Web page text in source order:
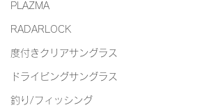
PLAZMA
RADARLOCK
度付きクリアサングラス
ドライビングサングラス
釣り/フィッシング